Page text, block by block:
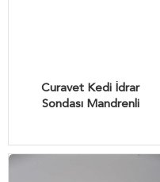
Curavet Kedi İdrar
Sondası Mandrenli